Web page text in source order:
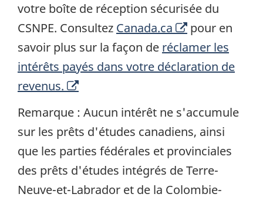
votre boîte de réception sécurisée du
CSNPE. Consultez Canada.ca
O
u
v
n
e
pour en
savoir plus sur la façon de réclamer les
intérêts payés dans votre déclaration de
revenus.
O
r
e
u
Remarque : Aucun intérêt ne s'accumule
sur les prêts d'études canadiens, ainsi
que les parties fédérales et provinciales
des prêts d'études intégrés de Terre-
Neuve-et-Labrador et de la Colombie-